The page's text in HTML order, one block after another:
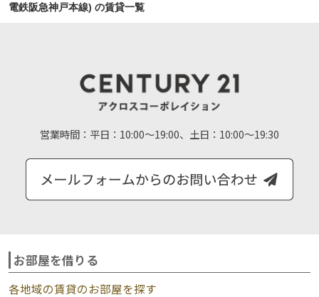
電鉄阪急神戸本線) の賃貸一覧
営業時間： 平日：10:00～19:00、土日：10:00～19:30
お部屋を借りる
各地域の賃貸のお部屋を探す